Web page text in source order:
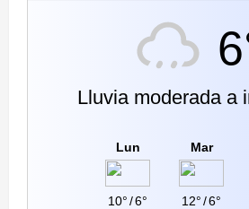
Lluvia moderada a
Lun
10°/6°
Mar
12°/6°